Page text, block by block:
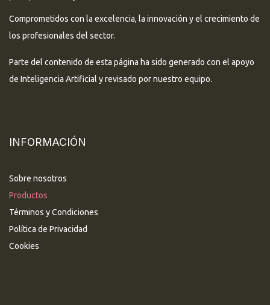
Comprometidos con la excelencia, la innovación y el crecimiento de
los profesionales del sector.
Parte del contenido de esta página ha sido generado con el apoyo
de Inteligencia Artificial y revisado por nuestro equipo.
INFORMACIÓN
Sobre nosotros
Productos
Términos y Condiciones
Política de Privacidad
Cookies